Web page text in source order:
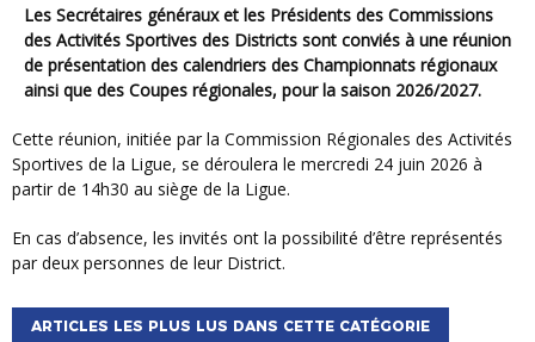
Les Secrétaires généraux et les Présidents des Commissions
des Activités Sportives des Districts sont conviés à une réunion
de présentation des calendriers des Championnats régionaux
ainsi que des Coupes régionales, pour la saison 2026/2027.
Cette réunion, initiée par la Commission Régionales des Activités
Sportives de la Ligue, se déroulera le mercredi 24 juin 2026 à
partir de 14h30 au siège de la Ligue.
En cas d’absence, les invités ont la possibilité d’être représentés
par deux personnes de leur District.
ARTICLES LES PLUS LUS DANS CETTE CATÉGORIE